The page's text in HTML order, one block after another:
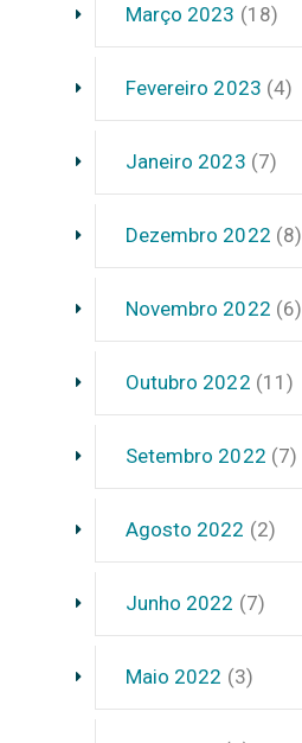
Março 2023 (18)
Fevereiro 2023 (4)
Janeiro 2023 (7)
Dezembro 2022 (8)
Novembro 2022 (6)
Outubro 2022 (11)
Setembro 2022 (7)
Agosto 2022 (2)
Junho 2022 (7)
Maio 2022 (3)